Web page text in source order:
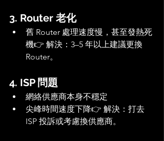
3. Router 老化
舊 Router 處理速度慢，甚至發熱死
機👉 解決：3–5 年以上建議更換
Router。
4. ISP 問題
網絡供應商本身不穩定
尖峰時間速度下降👉 解決：打去
ISP 投訴或考慮換供應商。